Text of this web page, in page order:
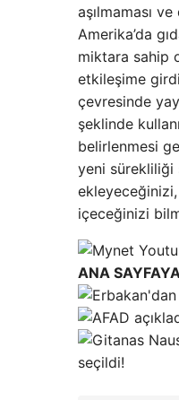
aşılmaması
Amerika’da
miktara sahip
etkileşime
çevresinde
şeklinde
belirlenmesi
yeni sürekliliği
içeceğinizi
ANA
seçildi!